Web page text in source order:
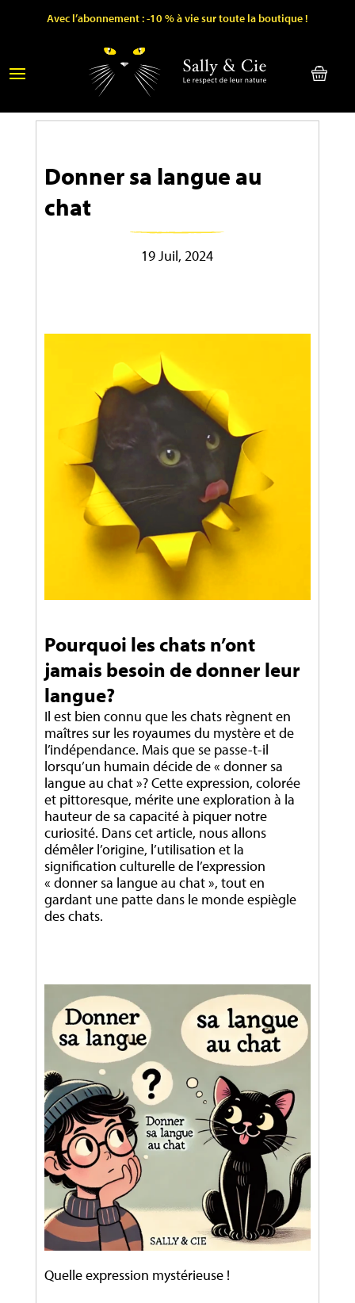
Avec l’abonnement : -10 % à vie sur toute la boutique !
Donner sa langue au
chat
19 Juil, 2024
Pourquoi les chats n’ont
jamais besoin de donner leur
langue?
Il est bien connu que les chats règnent en
maîtres sur les royaumes du mystère et de
l’indépendance. Mais que se passe-t-il
lorsqu’un humain décide de « donner sa
langue au chat »? Cette expression, colorée
et pittoresque, mérite une exploration à la
hauteur de sa capacité à piquer notre
curiosité. Dans cet article, nous allons
démêler l’origine, l’utilisation et la
signification culturelle de l’expression
« donner sa langue au chat », tout en
gardant une patte dans le monde espiègle
des chats.
Quelle expression mystérieuse !